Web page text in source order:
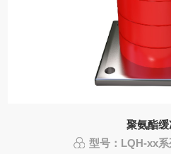
聚氨酯
型号：LQH-xx